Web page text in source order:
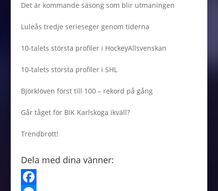
Det är kommande säsong som blir utmaningen
Luleås tredje serieseger genom tiderna
10-talets största profiler i HockeyAllsvenskan
10-talets största profiler i SHL
Björklöven först till 100 – rekord på gång
Går tåget för BIK Karlskoga ikväll?
Trendbrott!
Dela med dina vänner: